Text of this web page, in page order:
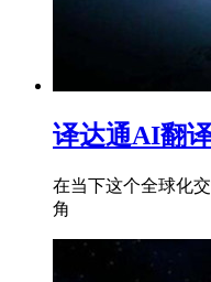
译达通AI翻
在当下这个全球化
角